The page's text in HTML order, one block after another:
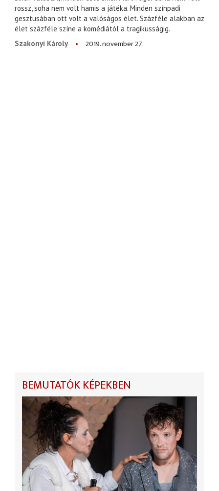
rossz, soha nem volt hamis a játéka. Minden színpadi
gesztusában ott volt a valóságos élet. Százféle alakban az
élet százféle színe a komédiától a tragikusságig.
Szakonyi Károly
2019. november 27.
BEMUTATÓK KÉPEKBEN